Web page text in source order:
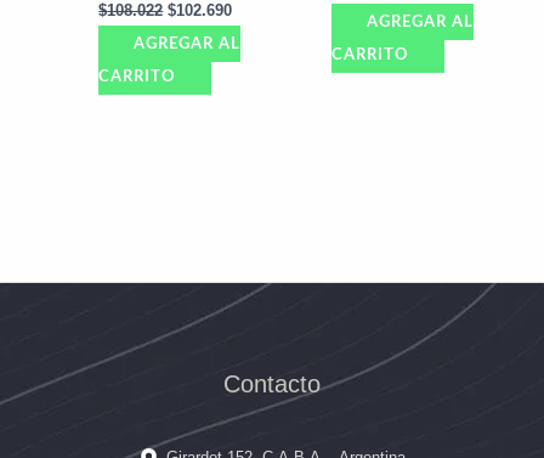
$108.022 $102.690
AGREGAR AL
CARRITO
AGREGAR AL
CARRITO
Contacto